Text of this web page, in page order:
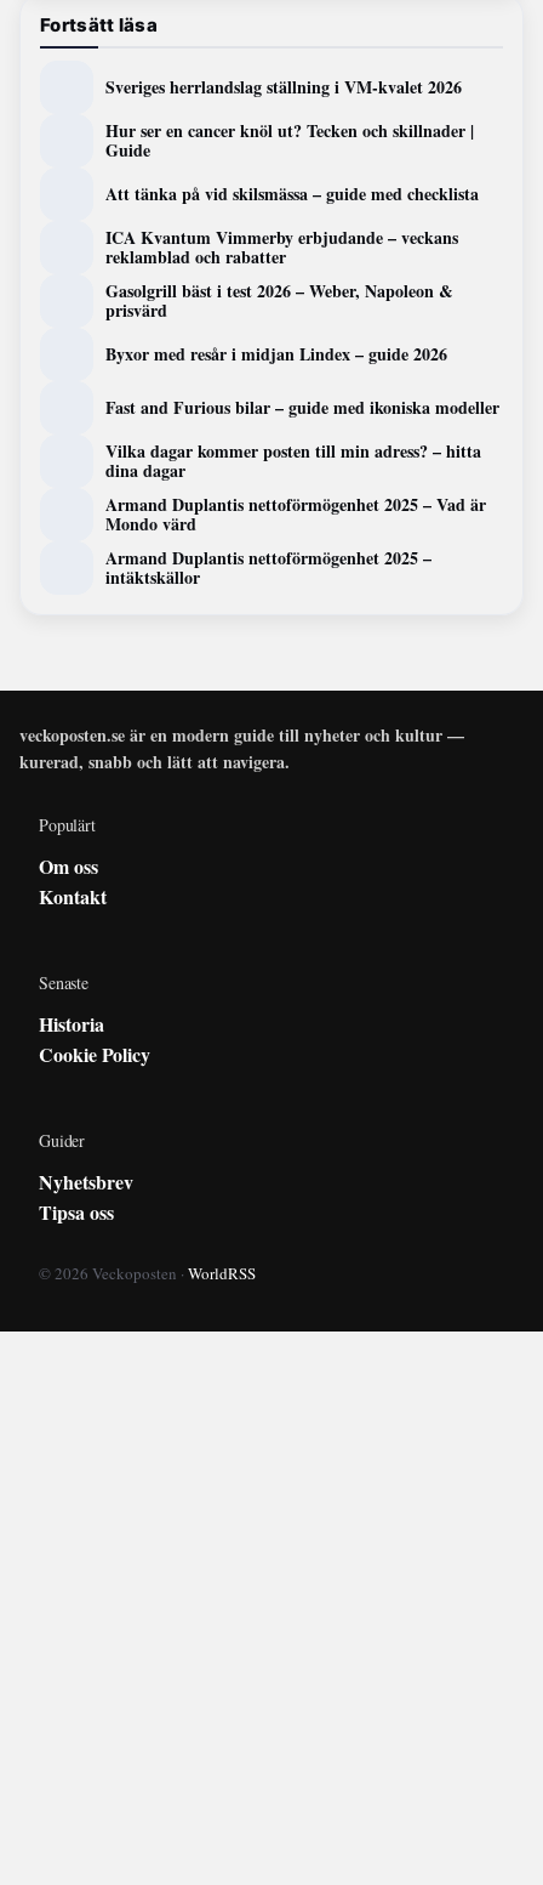
Fortsätt läsa
Sveriges herrlandslag ställning i VM-kvalet 2026
Hur ser en cancer knöl ut? Tecken och skillnader |
Guide
Att tänka på vid skilsmässa – guide med checklista
ICA Kvantum Vimmerby erbjudande – veckans
reklamblad och rabatter
Gasolgrill bäst i test 2026 – Weber, Napoleon &
prisvärd
Byxor med resår i midjan Lindex – guide 2026
Fast and Furious bilar – guide med ikoniska modeller
Vilka dagar kommer posten till min adress? – hitta
dina dagar
Armand Duplantis nettoförmögenhet 2025 – Vad är
Mondo värd
Armand Duplantis nettoförmögenhet 2025 –
intäktskällor
veckoposten.se är en modern guide till nyheter och kultur —
kurerad, snabb och lätt att navigera.
Populärt
Om oss
Kontakt
Senaste
Historia
Cookie Policy
Guider
Nyhetsbrev
Tipsa oss
© 2026 Veckoposten · WorldRSS